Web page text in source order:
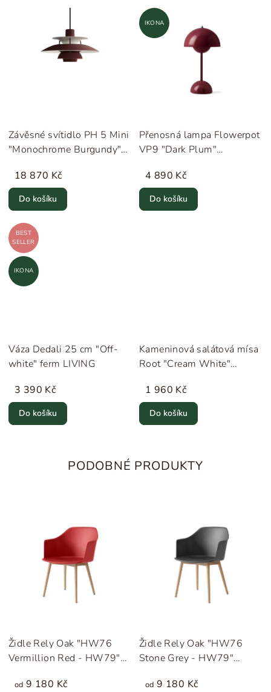
Závěsné svítidlo PH 5 Mini
"Monochrome Burgundy"
18 870 Kč
Do košíku
IKONA
Přenosná lampa Flowerpot
VP9 "Dark Plum"
4 890 Kč
Do košíku
BEST
SELLER
IKONA
Váza Dedali 25 cm "Off-
white" ferm LIVING
3 390 Kč
Do košíku
Kameninová salátová mísa
Root "Cream White"
1 960 Kč
Do košíku
PODOBNÉ PRODUKTY
Židle Rely Oak "HW76
Vermillion Red - HW79"
od 9 180 Kč
Židle Rely Oak "HW76
Stone Grey - HW79"
od 9 180 Kč